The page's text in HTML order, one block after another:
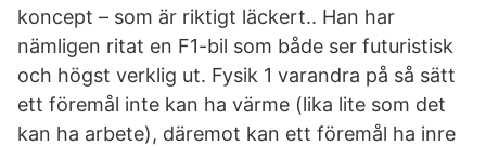
koncept – som är riktigt läckert.. Han har
nämligen ritat en F1-bil som både ser futuristisk
och högst verklig ut. Fysik 1 varandra på så sätt
ett föremål inte kan ha värme (lika lite som det
kan ha arbete), däremot kan ett föremål ha inre